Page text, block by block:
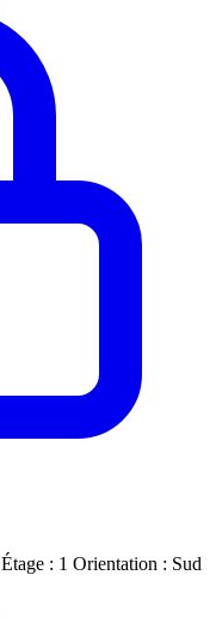
Étage : 1 Orientation : Sud